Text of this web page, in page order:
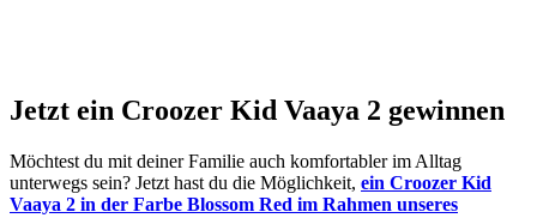
Jetzt ein Croozer Kid Vaaya 2 gewinnen
Möchtest du mit deiner Familie auch komfortabler im Alltag
unterwegs sein? Jetzt hast du die Möglichkeit, ein Croozer Kid
Vaaya 2 in der Farbe Blossom Red im Rahmen unseres